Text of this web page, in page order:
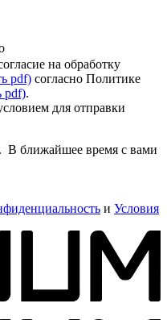
на обработку
pdf) согласно Политике
pdf).
для отправки
В ближайшее время с вами
и Условия